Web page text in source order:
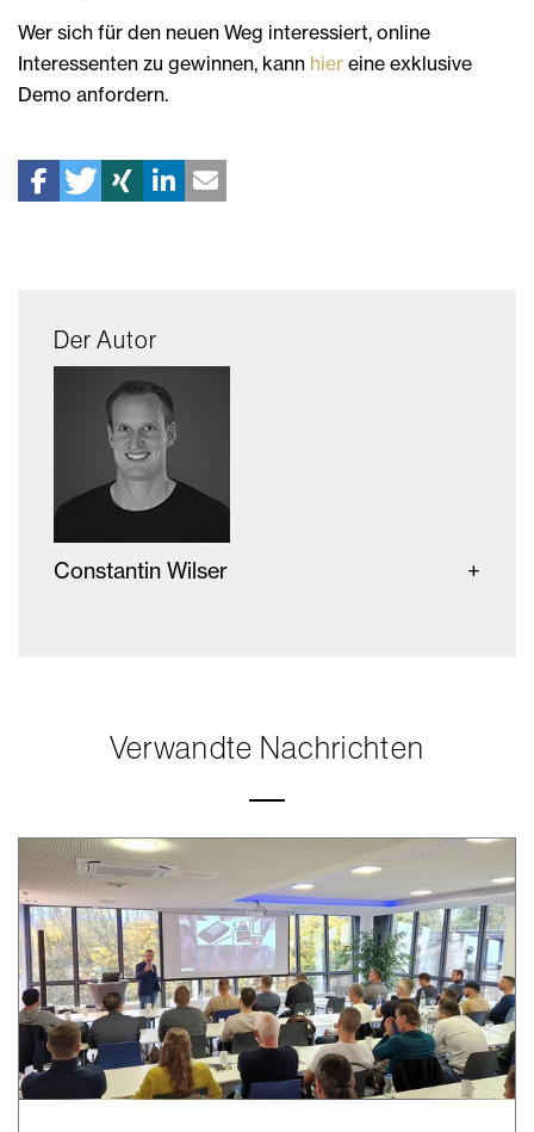
Wer sich für den neuen Weg interessiert, online
Interessenten zu gewinnen, kann hier eine exklusive
Demo anfordern.
Der Autor
Constantin Wilser
Verwandte Nachrichten